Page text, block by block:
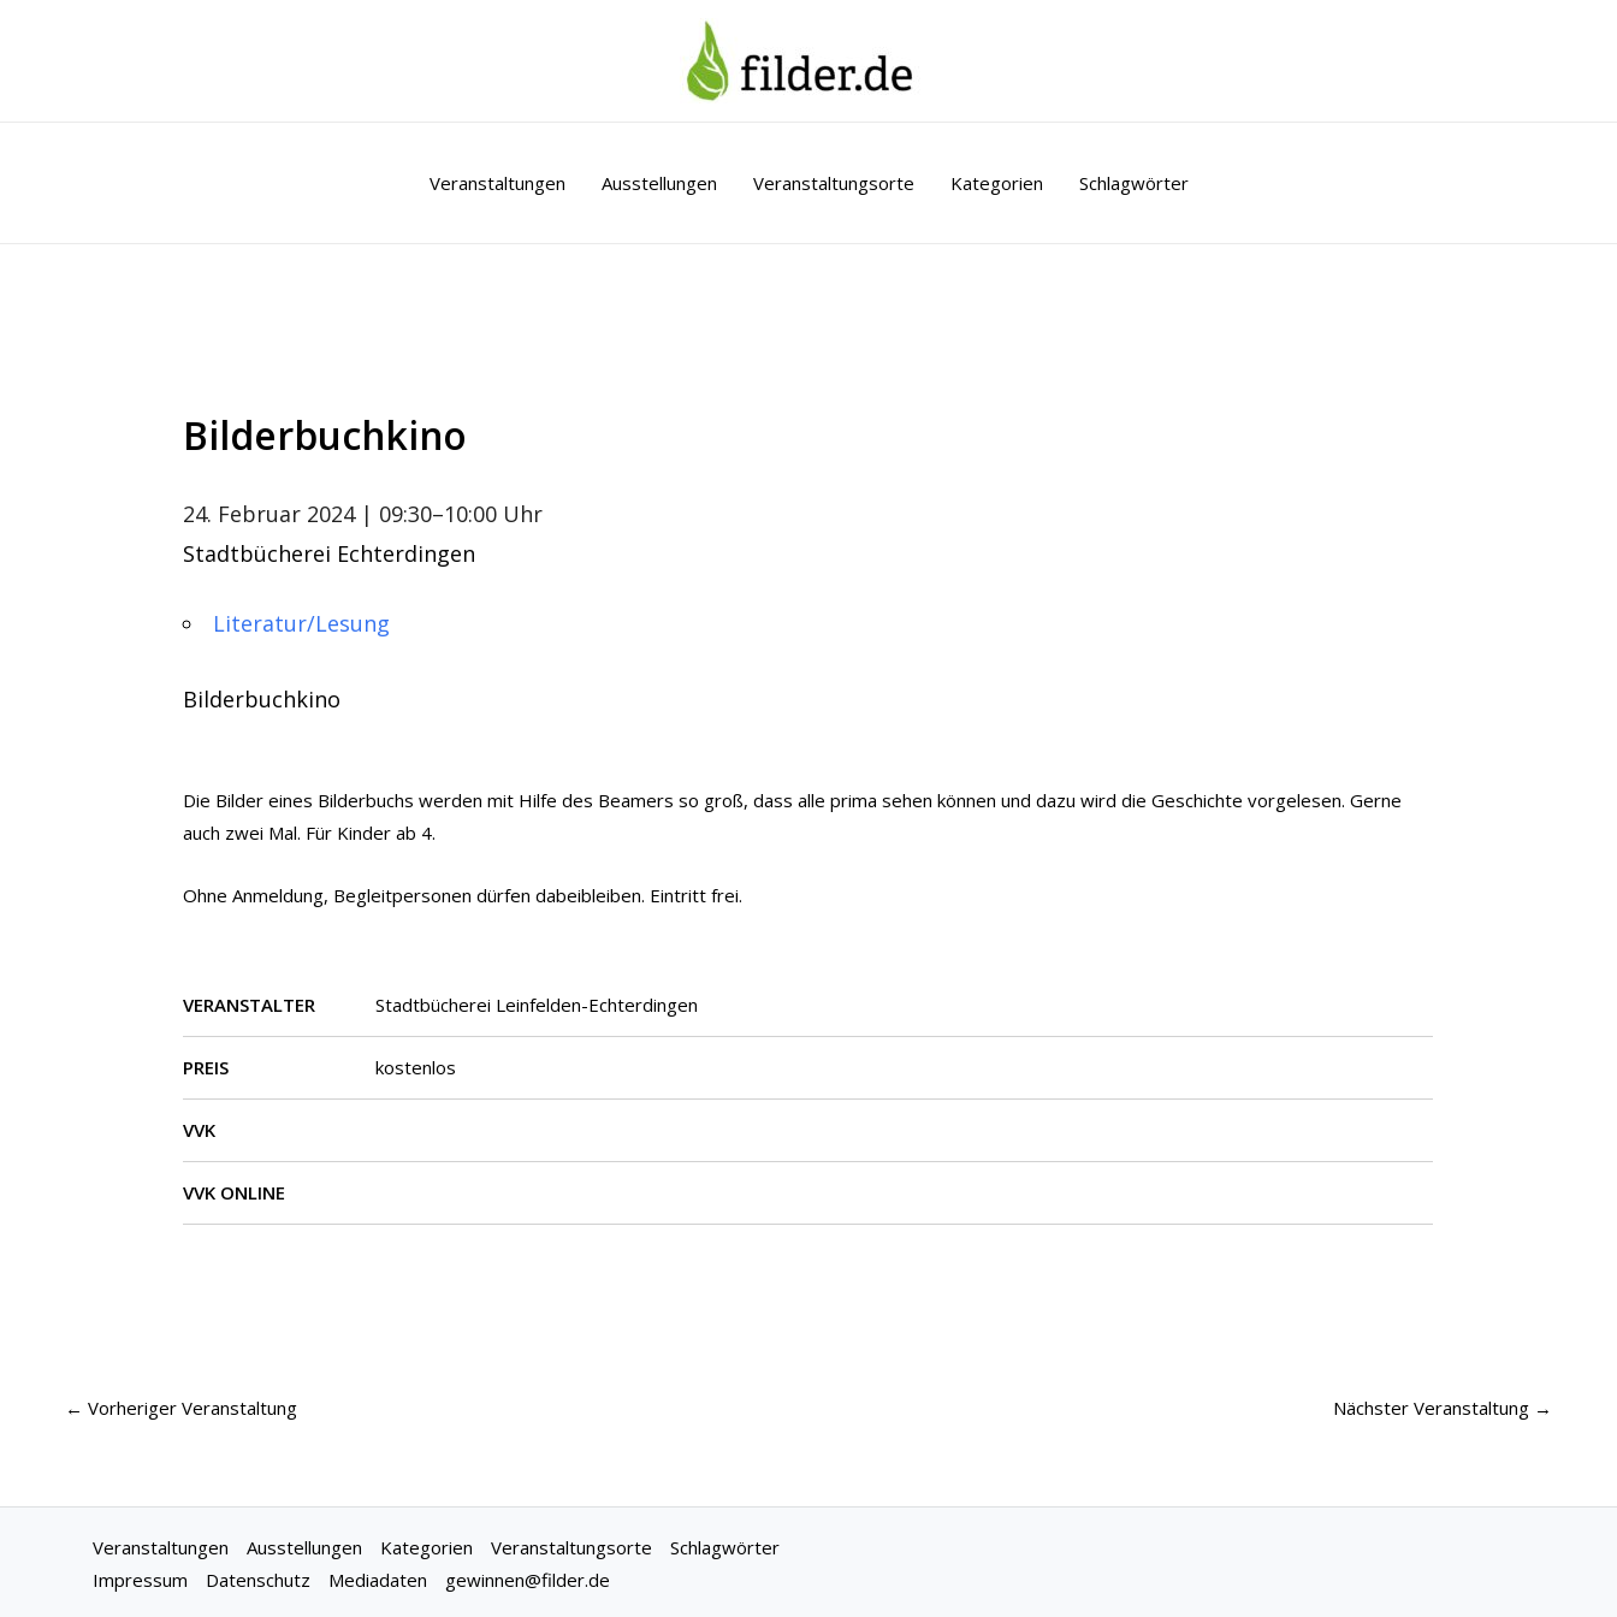
Veranstaltungen Ausstellungen Veranstaltungsorte Kategorien Schlagwörter
Bilderbuchkino
24. Februar 2024 | 09:30–10:00 Uhr
Stadtbücherei Echterdingen
Literatur/Lesung
Bilderbuchkino
Die Bilder eines Bilderbuchs werden mit Hilfe des Beamers so groß, dass alle prima sehen können und dazu wird die Geschichte vorgelesen. Gerne
auch zwei Mal. Für Kinder ab 4.
Ohne Anmeldung, Begleitpersonen dürfen dabeibleiben. Eintritt frei.
VERANSTALTER Stadtbücherei Leinfelden-Echterdingen
PREIS kostenlos
VVK
VVK ONLINE
← Vorheriger Veranstaltung Nächster Veranstaltung →
Veranstaltungen Ausstellungen Kategorien Veranstaltungsorte
Schlagwörter
Impressum
Datenschutz Mediadaten gewinnen@filder.de